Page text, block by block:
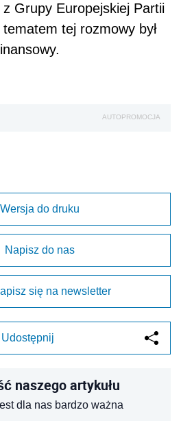
Grupy Europejskiej Partii
tej rozmowy był
AUTOPROMOCJA
Wersja do druku
Napisz do nas
się na newsletter
Udostępnij
naszego artykułu
dla nas bardzo ważna